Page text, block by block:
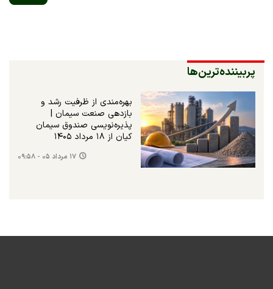
پربیننده‌ترین‌ها
بهره‌مندی از ظرفیت رشد و
بازدهی صنعت سیمان |
پذیره‌نویسی صندوق سیمان
کیان از ۱۸ مرداد ۱۴۰۵
۱۷ مرداد ۰۵ - ۰۹:۵۸